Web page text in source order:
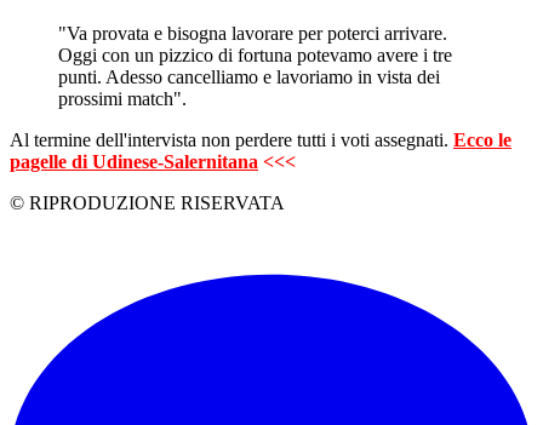
"Va provata e bisogna lavorare per poterci arrivare.
Oggi con un pizzico di fortuna potevamo avere i tre
punti. Adesso cancelliamo e lavoriamo in vista dei
prossimi match".
Al termine dell'intervista non perdere tutti i voti assegnati. Ecco le
pagelle di Udinese-Salernitana <<<
© RIPRODUZIONE RISERVATA